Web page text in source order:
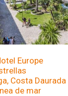
Europe
Costa Daurada
de mar